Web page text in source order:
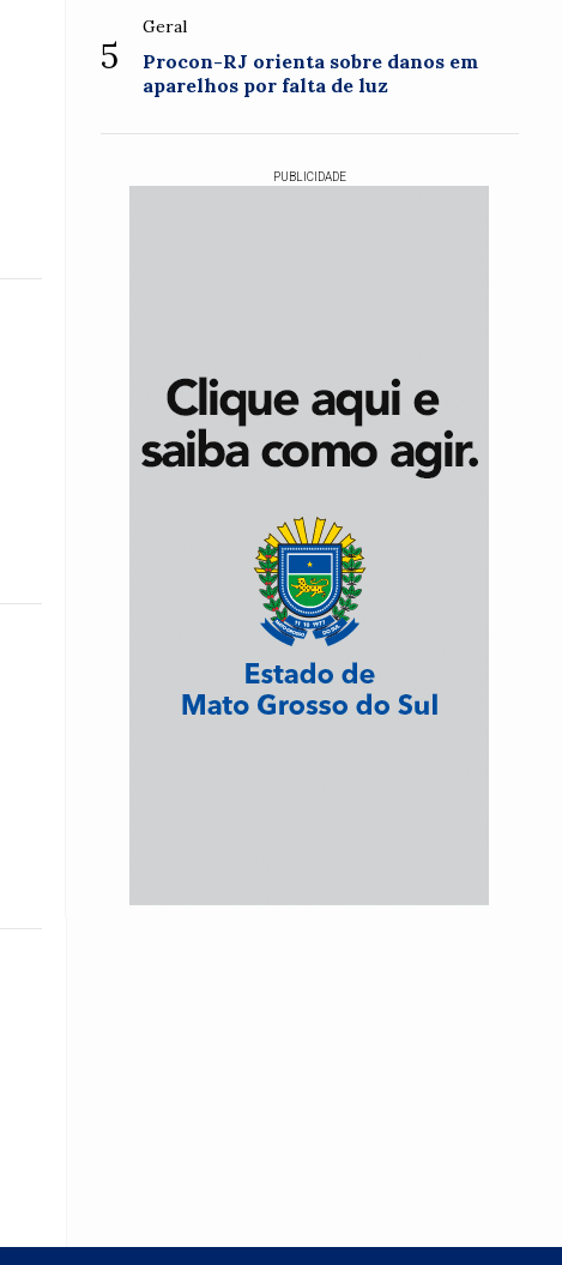
5
Geral
Procon-RJ orienta sobre danos em
aparelhos por falta de luz
PUBLICIDADE